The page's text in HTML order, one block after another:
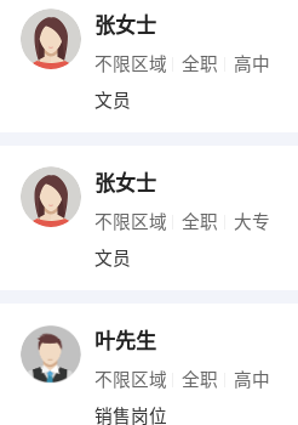
张女士
不限区域 全职 高中
文员
张女士
不限区域 全职 大专
文员
叶先生
不限区域 全职 高中
销售岗位